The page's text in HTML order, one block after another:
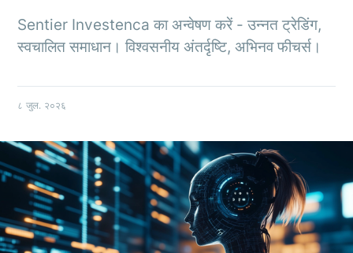
Sentier Investenca का अन्वेषण करें - उन्नत ट्रेडिंग,
स्वचालित समाधान। विश्वसनीय अंतर्दृष्टि, अभिनव फीचर्स।
८ जुल. २०२६